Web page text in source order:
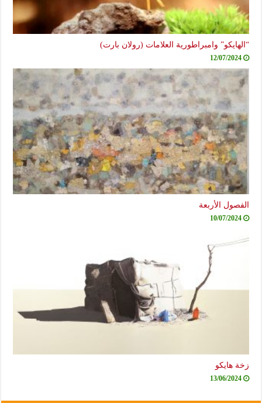
“الهايكو” وامبراطورية العلامات (رولان بارت)
12/07/2024
الفصول الأربعة
10/07/2024
زخة هايكو
13/06/2024